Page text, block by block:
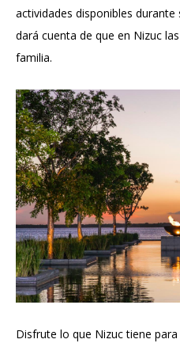
actividades disponibles
dará cuenta de que en Nizuc
familia.
Disfrute lo que Nizuc tiene